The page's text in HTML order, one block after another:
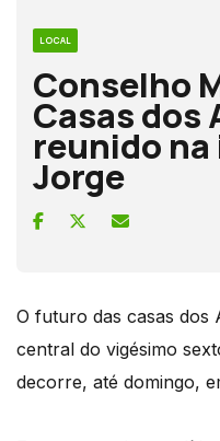
LOCAL
Conselho
Casas dos
reunido na
Jorge
O futuro das casas dos
central do vigésimo
decorre, até domingo,